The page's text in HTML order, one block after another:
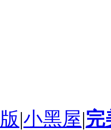
|小黑屋|完